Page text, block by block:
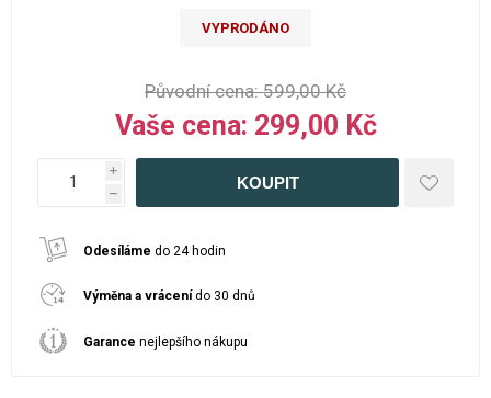
VYPRODÁNO
Původní cena: 599,00 Kč
Vaše cena: 299,00 Kč
i
h
Odesíláme do 24 hodin
Výměna a vrácení do 30 dnů
Garance nejlepšího nákupu